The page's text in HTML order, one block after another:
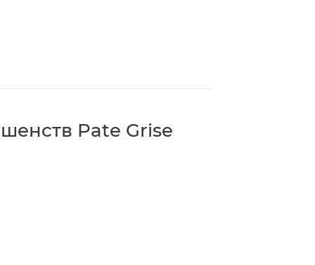
Pate Grise